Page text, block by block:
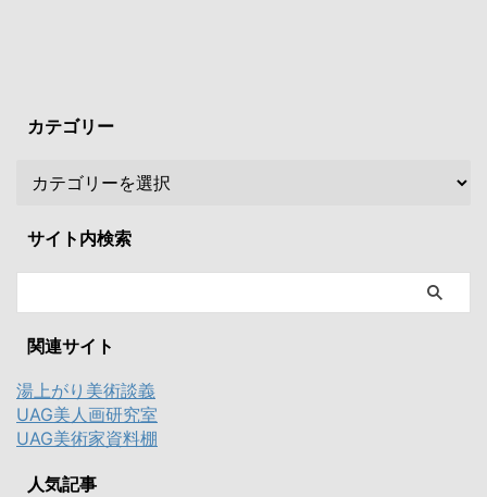
カテゴリー
サイト内検索
関連サイト
湯上がり美術談義
UAG美人画研究室
UAG美術家資料棚
人気記事